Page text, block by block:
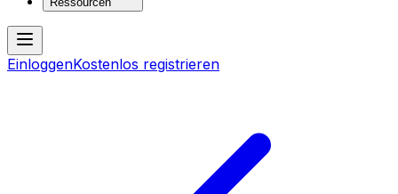
EinloggenKostenlos registrieren